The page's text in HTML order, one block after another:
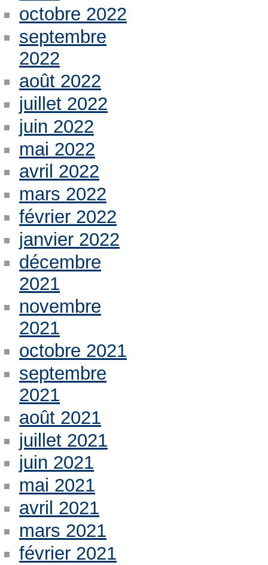
octobre 2022
septembre
2022
août 2022
juillet 2022
juin 2022
mai 2022
avril 2022
mars 2022
février 2022
janvier 2022
décembre
2021
novembre
2021
octobre 2021
septembre
2021
août 2021
juillet 2021
juin 2021
mai 2021
avril 2021
mars 2021
février 2021